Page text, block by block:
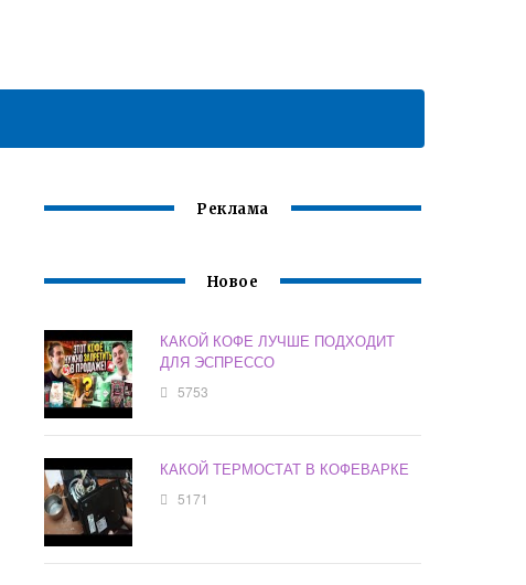
Реклама
Новое
КАКОЙ КОФЕ ЛУЧШЕ ПОДХОДИТ
ДЛЯ ЭСПРЕССО
5753
КАКОЙ ТЕРМОСТАТ В КОФЕВАРКЕ
5171